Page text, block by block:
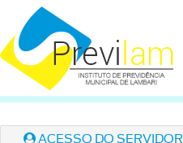
ACESSO DO SERVIDOR